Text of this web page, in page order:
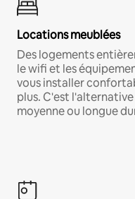
Locations meublées
Des logements
le wifi et les
vous installer
plus. C'est
moyenne ou longue